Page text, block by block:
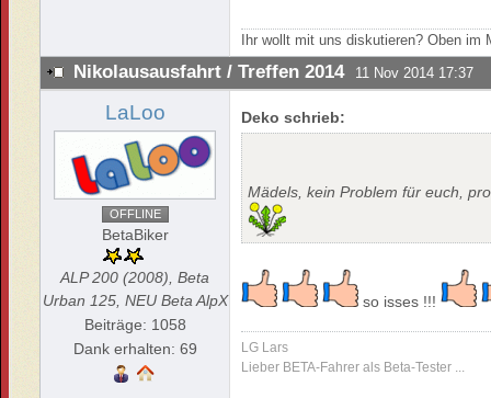
Ihr wollt mit uns diskutieren? Oben
Nikolausausfahrt / Treffen 2014 11 Nov 2014 17:37
LaLoo
OFFLINE
BetaBiker
ALP 200 (2008), Beta
Urban 125, NEU Beta AlpX
Beiträge: 1058
Dank erhalten: 69
Deko schrieb:
Mädels, kein Problem für euch,
so isses !!!
LG Lars
Lieber BETA-Fahrer als Beta-Tester ...